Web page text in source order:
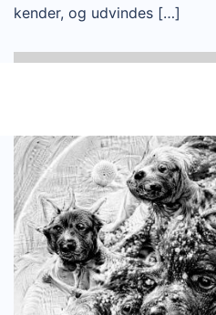
kender, og udvindes […]